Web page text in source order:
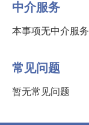
中介服务
本事项无中介服务
常见问题
暂无常见问题